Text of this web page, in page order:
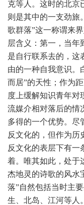
克等人。这时的北京
则是其中的一支劲旅
歌群落”这一称谓来
层含义：第一，当
是自行联系去的，
由的一种自我意识。
而居”的天性；作为
度上缓解知识青年对
流媒介相对落后的情
多得的一个优势。
反文化的，但作为
反文化的表层下有一
着。唯其如此，处于
杰地灵的诗歌的风水
落”自然包括当时主
生、北岛、江河等